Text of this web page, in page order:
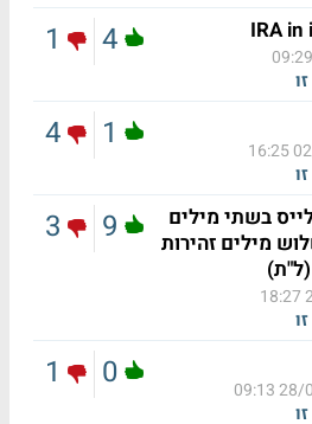
4
1
1
4
בשתי מילים
מילים זהירות
(ל"ת)
9
3
28/
0
1